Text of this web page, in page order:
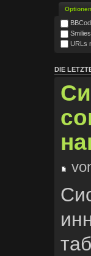
Optionen
URLs
DIE